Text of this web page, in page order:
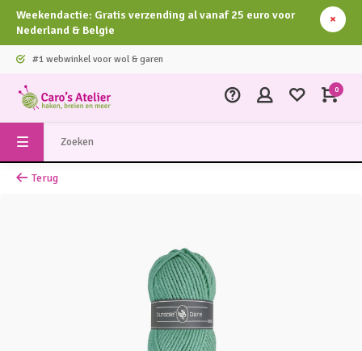
Weekendactie: Gratis verzending al vanaf 25 euro voor
Nederland & Belgie
#1 webwinkel voor wol & garen
0
Terug